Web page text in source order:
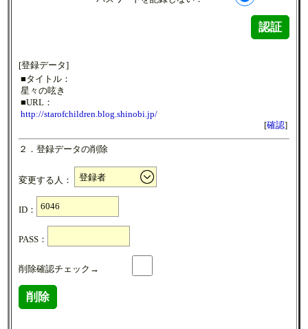
認証
[登録データ]
■タイトル：
星々の呟き
■URL：
http://starofchildren.blog.shinobi.jp/
[確認]
２．登録データの削除
変更する人：
ID：
PASS：
削除確認チェック→
削除